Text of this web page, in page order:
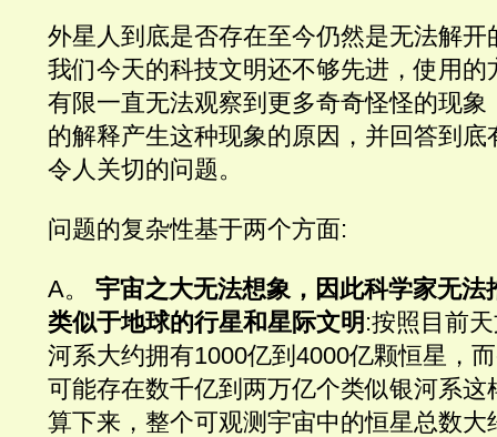
外星人到底是否存在至今仍然是无法解开
我们今天的科技文明还不够先进，使用的
有限一直无法观察到更多奇奇怪怪的现象
的解释产生这种现象的原因，并回答到底
令人关切的问题。
问题的复杂性基于两个方面:
A。 宇宙之大无法想象，因此科学家无法
类似于地球的行星和星际文明 :按照目前
河系大约拥有1000亿到4000亿颗恒星，
可能存在数千亿到两万亿个类似银河系这
算下来，整个可观测宇宙中的恒星总数大